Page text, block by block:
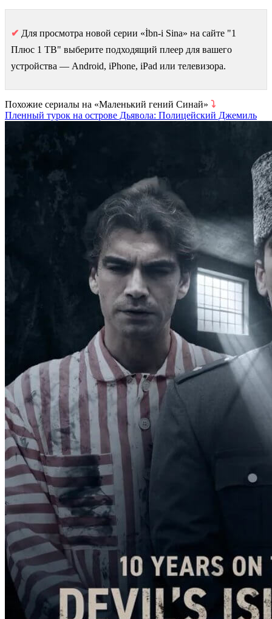
✔ Для просмотра новой серии «İbn-i Sina» на сайте "1
Плюс 1 ТВ" выберите подходящий плеер для вашего
устройства — Android, iPhone, iPad или телевизора.
Похожие сериалы на «Маленький гений Синай» ⤵
Пленный турок на острове Дьявола: Полицейский Джемиль